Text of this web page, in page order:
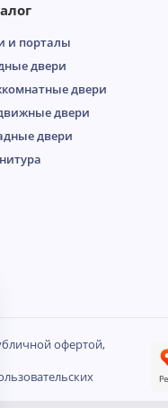
и порталы
двери
двери
двери
двери
офертой,